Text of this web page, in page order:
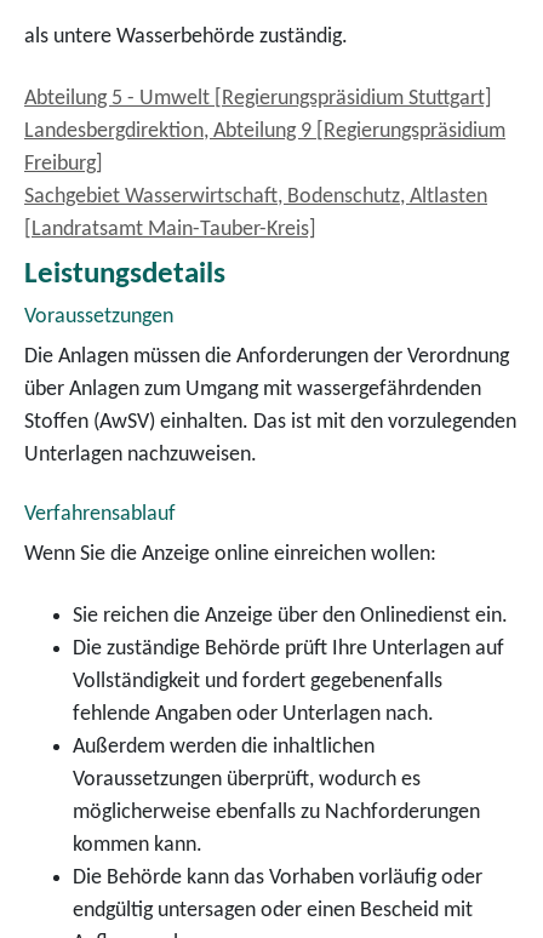
als untere Wasserbehörde zuständig.
Abteilung 5 - Umwelt [Regierungspräsidium Stuttgart]
Landesbergdirektion, Abteilung 9 [Regierungspräsidium
Freiburg]
Sachgebiet Wasserwirtschaft, Bodenschutz, Altlasten
[Landratsamt Main-Tauber-Kreis]
Leistungsdetails
Voraussetzungen
Die Anlagen müssen die Anforderungen der Verordnung
über Anlagen zum Umgang mit wassergefährdenden
Stoffen (AwSV) einhalten. Das ist mit den vorzulegenden
Unterlagen nachzuweisen.
Verfahrensablauf
Wenn Sie die Anzeige online einreichen wollen:
Sie reichen die Anzeige über den Onlinedienst ein.
Die zuständige Behörde prüft Ihre Unterlagen auf
Vollständigkeit und fordert gegebenenfalls
fehlende Angaben oder Unterlagen nach.
Außerdem werden die inhaltlichen
Voraussetzungen überprüft, wodurch es
möglicherweise ebenfalls zu Nachforderungen
kommen kann.
Die Behörde kann das Vorhaben vorläufig oder
endgültig untersagen oder einen Bescheid mit